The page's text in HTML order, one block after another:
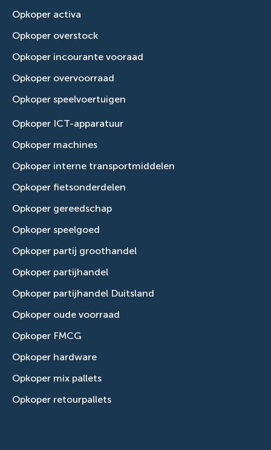
Opkoper activa
Opkoper overstock
Opkoper incourante vooraad
Opkoper overvoorraad
Opkoper speelvoertuigen
Opkoper ICT-apparatuur
Opkoper machines
Opkoper interne transportmiddelen
Opkoper fietsonderdelen
Opkoper gereedschap
Opkoper speelgoed
Opkoper partij groothandel
Opkoper partijhandel
Opkoper partijhandel Duitsland
Opkoper oude voorraad
Opkoper FMCG
Opkoper hardware
Opkoper mix pallets
Opkoper retourpallets